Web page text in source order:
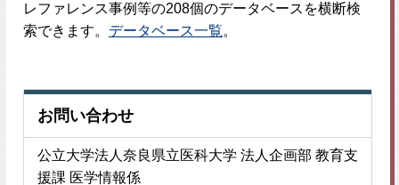
レファレンス事例等の208個のデータベースを横断検
索できます。 データベース一覧。
お問い合わせ
公立大学法人奈良県立医科大学 法人企画部 教育支
援課 医学情報係